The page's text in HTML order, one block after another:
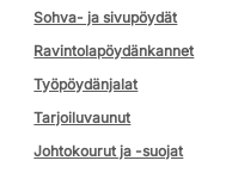
Sohva- ja sivupöydät
Ravintolapöydänkannet
Työpöydänjalat
Tarjoiluvaunut
Johtokourut ja -suojat